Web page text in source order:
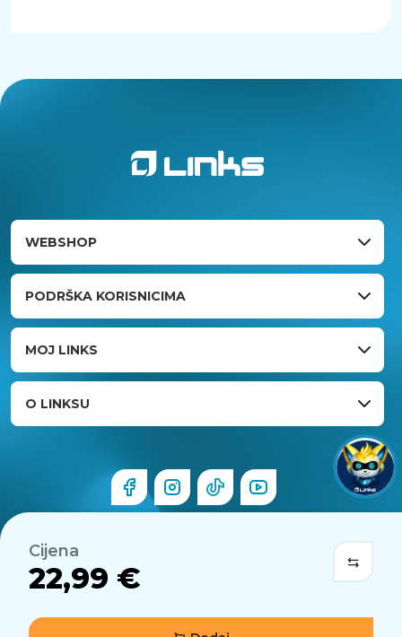
Cijena
22,99 €
WEBSHOP
PODRŠKA KORISNICIMA
MOJ LINKS
O LINKSU